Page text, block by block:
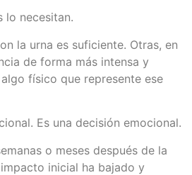
lo necesitan.
la urna es suficiente. Otras, en
de forma más intensa y
físico que represente ese
Es una decisión emocional.
o meses después de la
inicial ha bajado y